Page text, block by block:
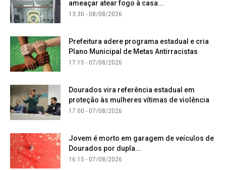
ameaçar atear fogo à casa...
13:30 - 08/08/2026
Prefeitura adere programa estadual e cria
Plano Municipal de Metas Antirracistas
17:15 - 07/08/2026
Dourados vira referência estadual em
proteção às mulheres vítimas de violência
17:00 - 07/08/2026
Jovem é morto em garagem de veículos de
Dourados por dupla...
16:15 - 07/08/2026